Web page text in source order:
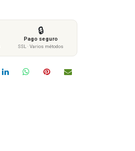
🔒
Pago seguro
SSL · Varios métodos